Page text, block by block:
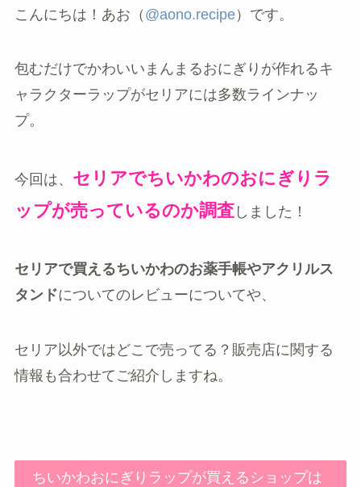
こんにちは！あお（ @aono.recipe）です。
包むだけでかわいいまんまるおにぎりが作れるキ
ャラクターラップがセリアには多数ラインナッ
プ。
今回は、 セリアでちいかわのおにぎりラ
ップが売っているのか調査しました！
セリアで買えるちいかわのお薬手帳やアクリルス
タンドについてのレビューについてや、
セリア以外ではどこで売ってる？販売店に関する
情報 も合わせてご紹介しますね。
ちいかわおにぎりラップが買えるショップは